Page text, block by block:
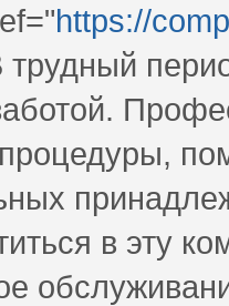
https://
трудный
в эту